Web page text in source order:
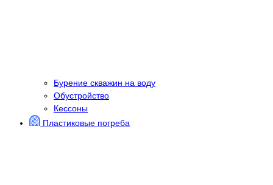
Бурение скважин на воду
Обустройство
Кессоны
Пластиковые погреба